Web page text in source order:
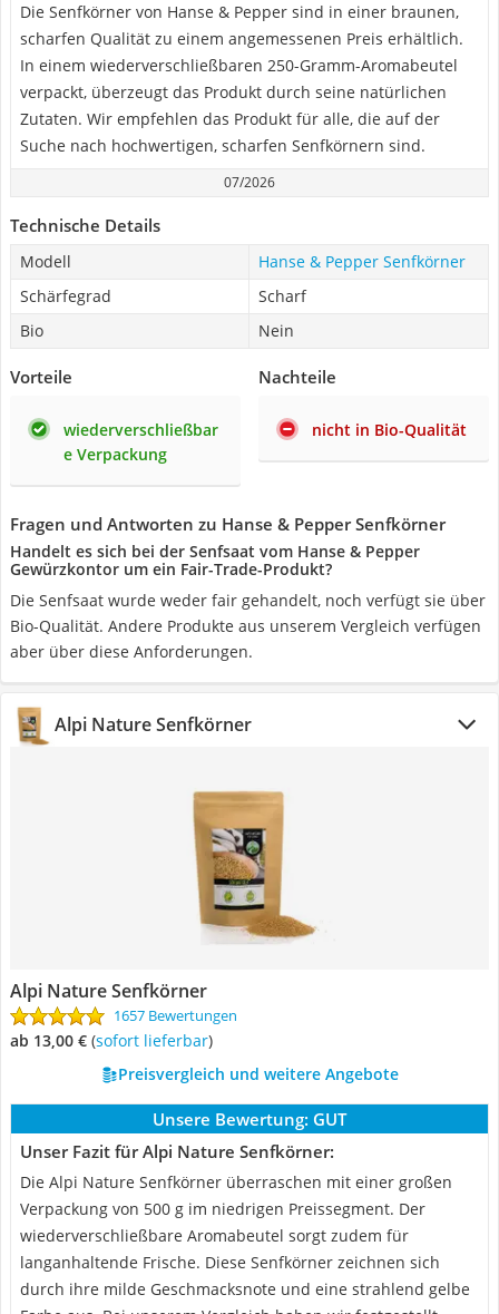
Die Senfkörner von Hanse & Pepper sind in einer braunen,
scharfen Qualität zu einem angemessenen Preis erhältlich.
In einem wiederverschließbaren 250-Gramm-Aromabeutel
verpackt, überzeugt das Produkt durch seine natürlichen
Zutaten. Wir empfehlen das Produkt für alle, die auf der
Suche nach hochwertigen, scharfen Senfkörnern sind.
07/2026
Technische Details
Modell
Hanse & Pepper Senfkörner
Schärfegrad
Scharf
Bio
Nein
Vorteile
wiederverschließbar
e Verpackung
Nachteile
nicht in Bio-Qualität
Fragen und Antworten zu Hanse & Pepper Senfkörner
Handelt es sich bei der Senfsaat vom Hanse & Pepper
Gewürzkontor um ein Fair-Trade-Produkt?
Die Senfsaat wurde weder fair gehandelt, noch verfügt sie über
Bio-Qualität. Andere Produkte aus unserem Vergleich verfügen
aber über diese Anforderungen.
Alpi Nature Senfkörner
Alpi Nature Senfkörner
1657 Bewertungen
ab 13,00 € ( Sofort lieferbar)
Preisvergleich und weitere Angebote
Unsere Bewertung: GUT
Unser Fazit für Alpi Nature Senfkörner:
Die Alpi Nature Senfkörner überraschen mit einer großen
Verpackung von 500 g im niedrigen Preissegment. Der
wiederverschließbare Aromabeutel sorgt zudem für
langanhaltende Frische. Diese Senfkörner zeichnen sich
durch ihre milde Geschmacksnote und eine strahlend gelbe